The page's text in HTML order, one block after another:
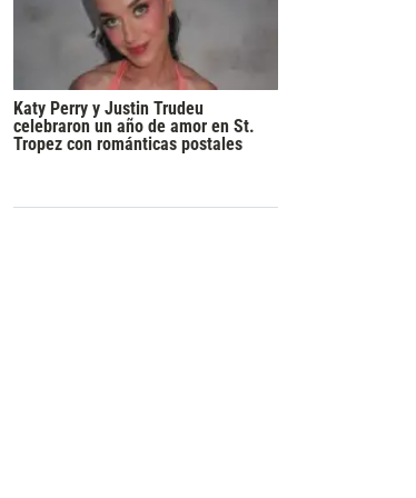
Katy Perry y Justin Trudeu
celebraron un año de amor en St.
Tropez con románticas postales